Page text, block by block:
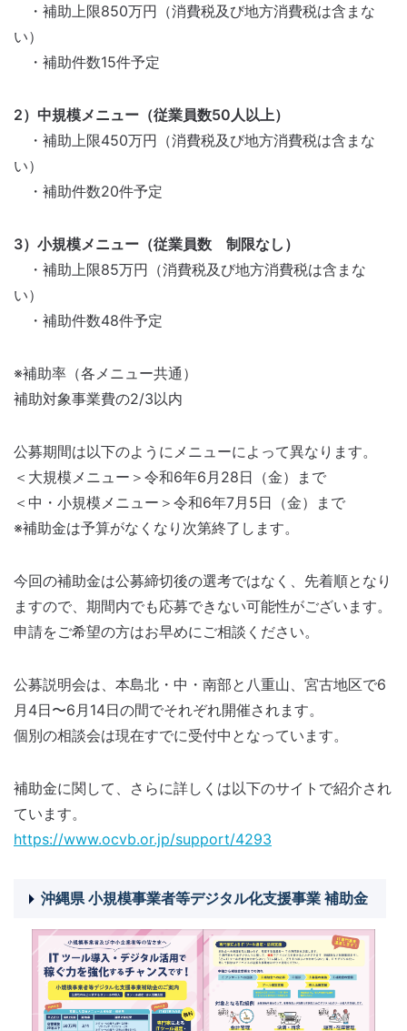
・補助上限850万円（消費税及び地方消費税は含まな
い）
・補助件数15件予定
2）中規模メニュー（従業員数50人以上）
・補助上限450万円（消費税及び地方消費税は含まな
い）
・補助件数20件予定
3）小規模メニュー（従業員数 制限なし）
・補助上限85万円（消費税及び地方消費税は含まな
い）
・補助件数48件予定
※補助率（各メニュー共通）
補助対象事業費の2/3以内
公募期間は以下のようにメニューによって異なります。
＜大規模メニュー＞令和6年6月28日（金）まで
＜中・小規模メニュー＞令和6年7月5日（金）まで
※補助金は予算がなくなり次第終了します。
今回の補助金は公募締切後の選考ではなく、先着順となり
ますので、期間内でも応募できない可能性がございます。
申請をご希望の方はお早めにご相談ください。
公募説明会は、本島北・中・南部と八重山、宮古地区で6
月4日〜6月14日の間でそれぞれ開催されます。
個別の相談会は現在すでに受付中となっています。
補助金に関して、さらに詳しくは以下のサイトで紹介され
ています。
https://www.ocvb.or.jp/support/4293
沖縄県 小規模事業者等デジタル化支援事業 補助金